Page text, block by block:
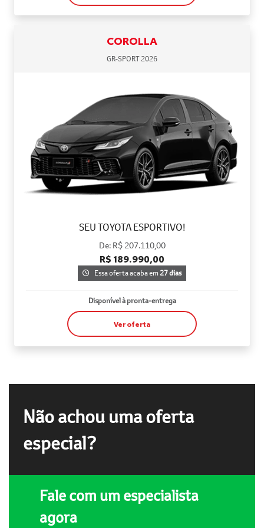
COROLLA
GR-SPORT 2026
SEU TOYOTA ESPORTIVO!
De: R$ 207.110,00
R$ 189.990,00
Essa oferta acaba em27 dias
Disponível à pronta-entrega
Ver oferta
Não achou uma oferta
especial?
Fale com um especialista
agora